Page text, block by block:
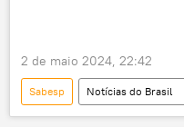
2 de maio 2024, 22:42
Sabesp Notícias do Brasil
Câmara Municipal de São Paulo